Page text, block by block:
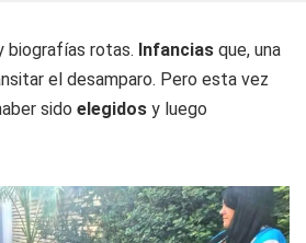
biografías rotas. Infancias que, una
el desamparo. Pero esta vez
sido elegidos y luego